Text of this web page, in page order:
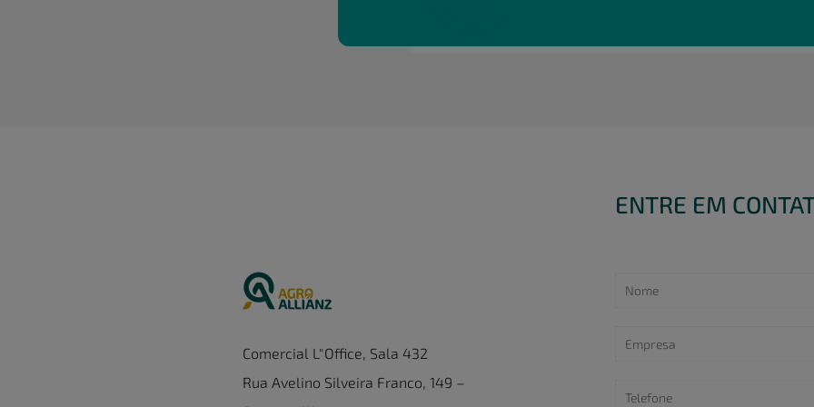
Comercial L"Office, Sala 432
Rua Avelino Silveira Franco, 149 –
ENTRE EM